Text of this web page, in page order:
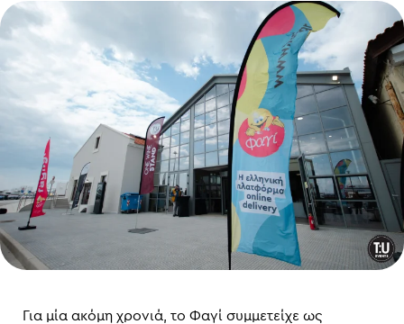
Για μία ακόμη χρονιά, το Φαγί συμμετείχε ως